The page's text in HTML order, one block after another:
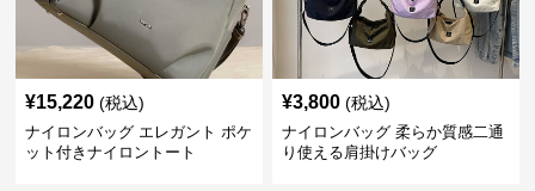
¥15,220 (税込)
ナイロンバッグ エレガント ポケ
ット付きナイロントート
¥3,800 (税込)
ナイロンバッグ 柔らか質感二通
り使える肩掛けバッグ